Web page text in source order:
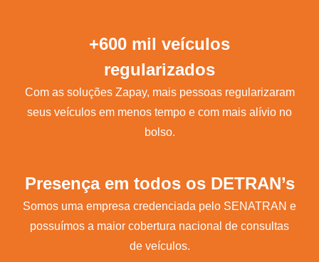
+600 mil veículos
regularizados
Com as soluções Zapay, mais pessoas regularizaram
seus veículos em menos tempo e com mais alívio no
bolso.
Presença em todos os DETRAN’s
Somos uma empresa credenciada pelo SENATRAN e
possuímos a maior cobertura nacional de consultas
de veículos.